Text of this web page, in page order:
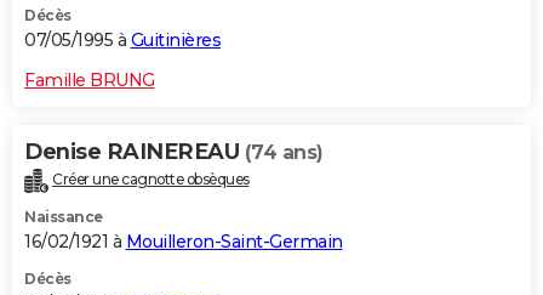
Décès
07/05/1995 à Guitinières
Famille BRUNG
Denise RAINEREAU (74 ans)
Créer une cagnotte obsèques
Naissance
16/02/1921 à Mouilleron-Saint-Germain
Décès